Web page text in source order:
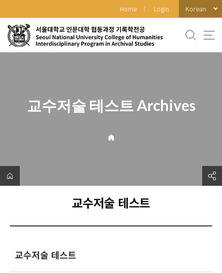
로
메
Home Login Korean
교수저술 테스트 Archives
교수저술 테스트
교수저술 테스트